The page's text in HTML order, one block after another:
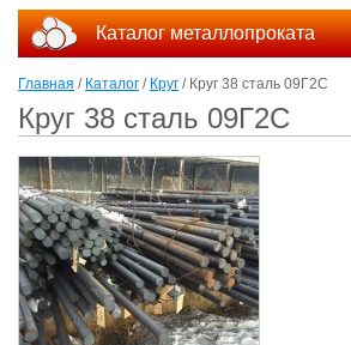
Каталог металлопроката
Главная / Каталог / Круг / Круг 38 сталь 09Г2С
Круг 38 сталь 09Г2С